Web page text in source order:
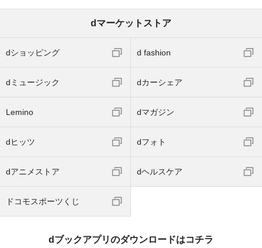
dマーケットストア
dショッピング d fashion
dミュージック dカーシェア
Lemino dマガジン
dヒッツ dフォト
dアニメストア dヘルスケア
ドコモスポーツくじ
dブックアプリのダウンロードはコチラ